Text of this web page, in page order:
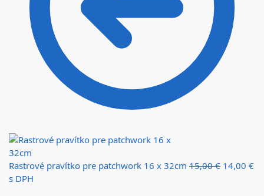
Rastrové pravítko pre patchwork 16 x 32cm 15,00€ 14,00 €
s DPH